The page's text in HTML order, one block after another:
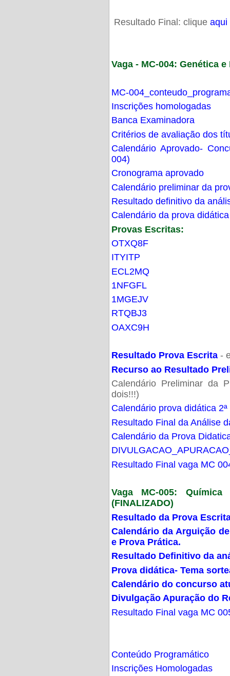
Resultado Final: clique aqui
Vaga - MC-004: Genética
MC-
Inscrições homologadas
Banca Examinadora
Critérios de avaliação dos
Calendário Aprovado-
004)
Cronograma aprovado
Calendário preliminar da
Resultado definitivo da
Calendário da prova didática
Provas Escritas:
OTXQ8F
ITYITP
ECL2MQ
1NFGFL
1MGEJV
RTQBJ3
OAXC9H
Resultado Prova Escrita -
Recurso ao Resultado
Calendário Preliminar da
dois!!!)
Calendário prova didática
Resultado Final da Análise
Calendário da Prova
Resultado Final vaga MC
Vaga MC-005:
(FINALIZADO)
Resultado da Prova
Calendário da Arguição
e Prova Prática.
Resultado Definitivo da
Prova didática- Tema
Calendário do concurso
Divulgação Apuração do
Resultado Final vaga MC
Conteúdo Programático
Inscrições Homologadas